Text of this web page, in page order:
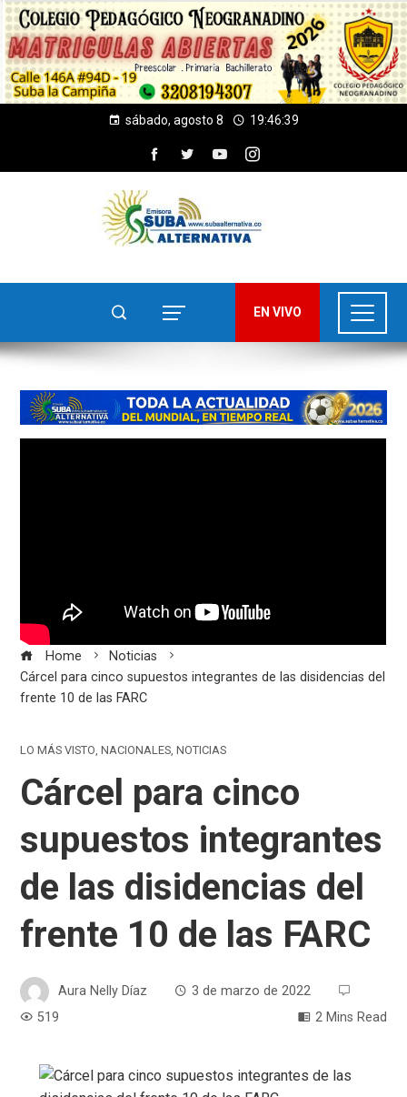
sábado, agosto 8 19:46:40
EN VIVO
Home
Noticias
Cárcel para cinco supuestos integrantes de las disidencias del
frente 10 de las FARC
LO MÁS VISTO,NACIONALES,NOTICIAS
Cárcel para cinco
supuestos integrantes
de las disidencias del
frente 10 de las FARC
Aura Nelly Díaz
3 de marzo de 2022
519
2 Mins Read